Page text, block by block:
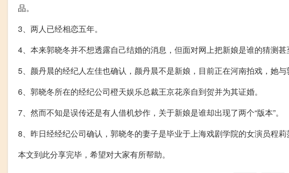
品。
3、两人已经相恋五年。
4、本来郭晓冬并不想透露自己结婚的消息，但面对网上把新娘是谁的猜测
5、颜丹晨的经纪人左佳也确认，颜丹晨不是新娘，目前正在河南拍戏，她
6、郭晓冬所在的经纪公司橙天娱乐总裁王京花亲自到贺并为其证婚。
7、然而不知是误传还是有人借机炒作，关于新娘是谁却出现了两个“版本”。
8、昨日经经纪公司确认，郭晓冬的妻子是毕业于上海戏剧学院的女演员程莉
本文到此分享完毕，希望对大家有所帮助。